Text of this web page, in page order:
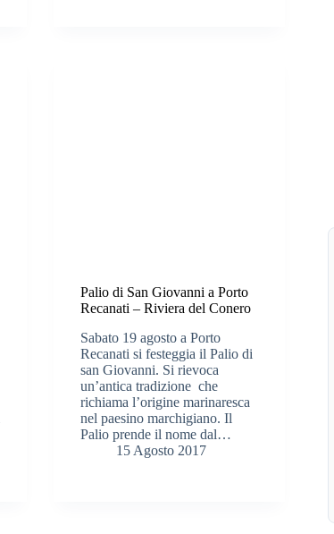
Palio di San Giovanni a Porto
Recanati – Riviera del Conero
Sabato 19 agosto a Porto
Recanati si festeggia il Palio di
san Giovanni. Si rievoca
un’antica tradizione che
richiama l’origine marinaresca
nel paesino marchigiano. Il
Palio prende il nome dal…
15 Agosto 2017